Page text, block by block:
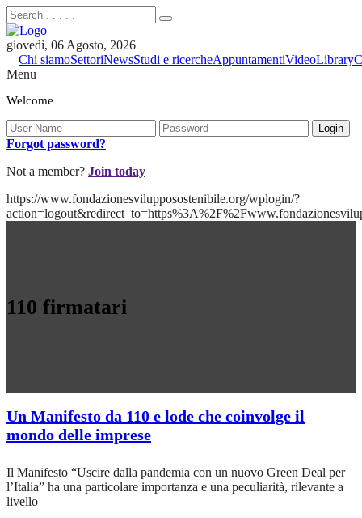
giovedì, 06 Agosto, 2026
Chi siamoSettoriNewsStudi e ricercheAppuntamentiVideoLibrary
Menu
Welcome
Forgot password?
Not a member? Join today
https://www.fondazionesvilupposostenibile.org/wplogin/?
110 firmatari
Un Manifesto da 110 e lode che coinvolge il
mondo delle imprese
Il Manifesto “Uscire dalla pandemia con un nuovo Green Deal per
l’Italia” ha una particolare importanza e una peculiarità, rilevante a
livello